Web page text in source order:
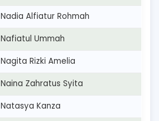
Nadia Alfiatur Rohmah
Nafiatul Ummah
Nagita Rizki Amelia
Naina Zahratus Syita
Natasya Kanza